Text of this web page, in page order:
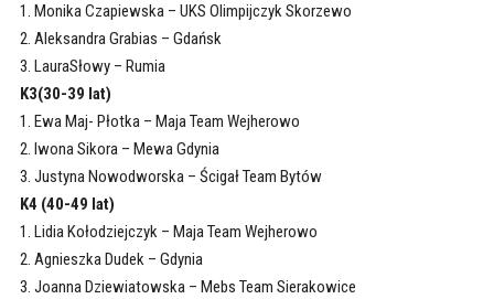
1. Monika Czapiewska – UKS Olimpijczyk Skorzewo
2. Aleksandra Grabias – Gdańsk
3. LauraSłowy – Rumia
K3(30-39 lat)
1. Ewa Maj- Płotka – Maja Team Wejherowo
2. Iwona Sikora – Mewa Gdynia
3. Justyna Nowodworska – Ścigał Team Bytów
K4 (40-49 lat)
1. Lidia Kołodziejczyk – Maja Team Wejherowo
2. Agnieszka Dudek – Gdynia
3. Joanna Dziewiatowska – Mebs Team Sierakowice